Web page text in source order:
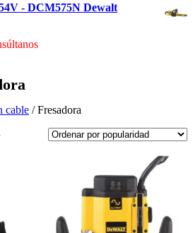
- DCM575N Dewalt
cable / Fresadora
Ordenado